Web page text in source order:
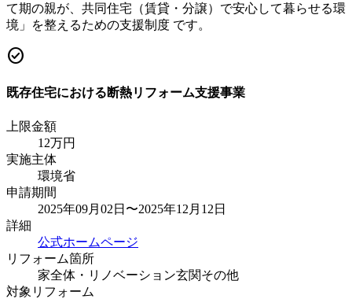
て期の親が、共同住宅（賃貸・分譲）で安心して暮らせる環
境」を整えるための支援制度 です。
check_circle
既存住宅における断熱リフォーム支援事業
上限金額
12万円
実施主体
環境省
申請期間
2025年09月02日〜2025年12月12日
詳細
公式ホームページ
リフォーム箇所
家全体・リノベーション玄関その他
対象リフォーム